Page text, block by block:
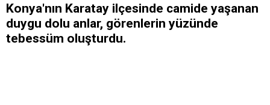
Konya'nın Karatay ilçesinde camide yaşanan
duygu dolu anlar, görenlerin yüzünde
tebessüm oluşturdu.